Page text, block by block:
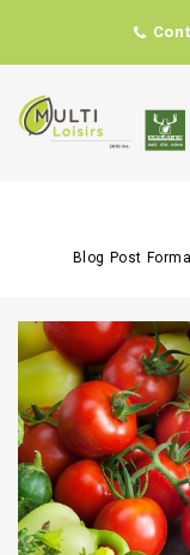
Blog Post